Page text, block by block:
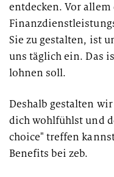
entdecken. Vor allem
Sie zu gestalten, ist
uns täglich ein. Das
lohnen soll.
Deshalb gestalten
dich wohlfühlst und
choice" treffen
Benefits bei zeb.